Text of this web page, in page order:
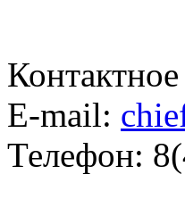
E-mail:
Телефон: